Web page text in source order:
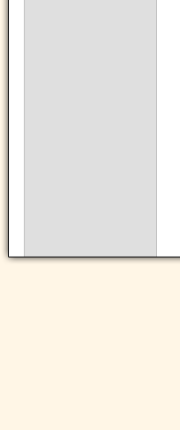
Navigation